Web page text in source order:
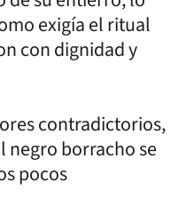
exigía el ritual
con dignidad y
contradictorios,
negro borracho se
pocos